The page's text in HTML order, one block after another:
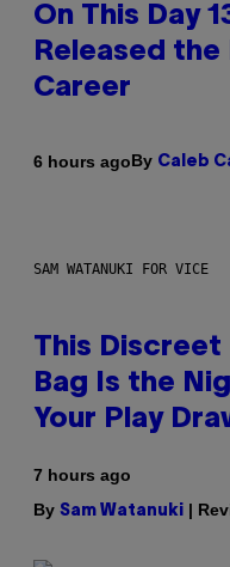
On This Day
Released
Career
6 hours agoBy Caleb
SAM WATANUKI FOR VICE
This Discreet
Bag Is the
Your Play
7 hours ago
By Sam Watanuki |